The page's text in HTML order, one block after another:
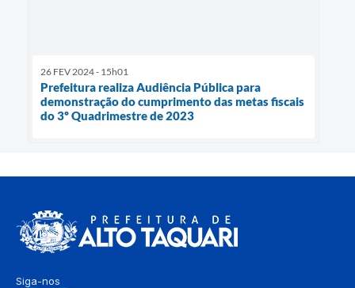
26 FEV 2024 - 15h01
Prefeitura realiza Audiência Pública para
demonstração do cumprimento das metas fiscais
do 3º Quadrimestre de 2023
Siga-nos